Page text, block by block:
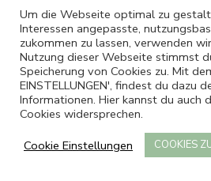
Reichwerden-Lügen zu
sanften und wahrhaftigen
Erfolg ins Licht zu stellen.
Erfolgsgrundlagen
auf folgenden Studien,
Methoden:
Um die Webseite optimal zu
Interessen angepasste,
zukommen zu lassen, verwenden
Nutzung dieser Webseite stimmst
Speicherung von Cookies zu. Mit
EINSTELLUNGEN', findest du dazu
Informationen. Hier kannst du auch
Cookies widersprechen.
Cookie Einstellungen
COOKIES